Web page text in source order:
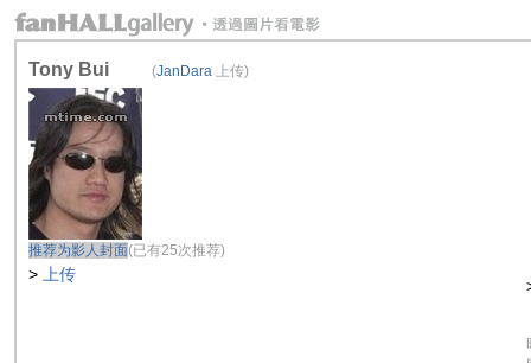
Tony Bui (JanDara 上传)
推荐为影人封面(已有25次推荐)
> 上传